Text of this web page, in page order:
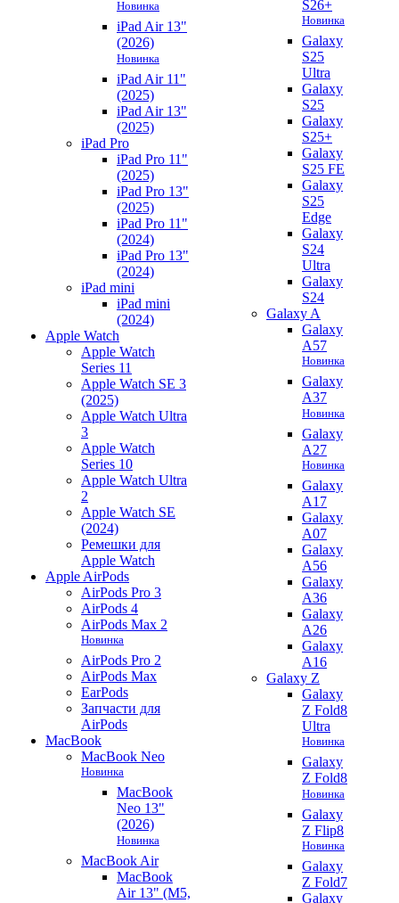
Новинка
iPad Air 13"
(2026)
Новинка
iPad Air 11"
(2025)
iPad Air 13"
(2025)
iPad Pro
iPad Pro 11"
(2025)
iPad Pro 13"
(2025)
iPad Pro 11"
(2024)
iPad Pro 13"
(2024)
iPad mini
iPad mini
(2024)
Apple Watch
Apple Watch
Series 11
Apple Watch SE 3
(2025)
Apple Watch Ultra
3
Apple Watch
Series 10
Apple Watch Ultra
2
Apple Watch SE
(2024)
Ремешки для
Apple Watch
Apple AirPods
AirPods Pro 3
AirPods 4
AirPods Max 2
Новинка
AirPods Pro 2
AirPods Max
EarPods
Запчасти для
AirPods
MacBook
MacBook Neo
Новинка
MacBook
Neo 13"
(2026)
Новинка
MacBook Air
MacBook
Air 13" (M5,
S26+
Новинка
Galaxy
S25
Ultra
Galaxy
S25
Galaxy
S25+
Galaxy
S25 FE
Galaxy
S25
Edge
Galaxy
S24
Ultra
Galaxy
S24
Galaxy A
Galaxy
A57
Новинка
Galaxy
A37
Новинка
Galaxy
A27
Новинка
Galaxy
A17
Galaxy
A07
Galaxy
A56
Galaxy
A36
Galaxy
A26
Galaxy
A16
Galaxy Z
Galaxy
Z Fold8
Ultra
Новинка
Galaxy
Z Fold8
Новинка
Galaxy
Z Flip8
Новинка
Galaxy
Z Fold7
Galaxy